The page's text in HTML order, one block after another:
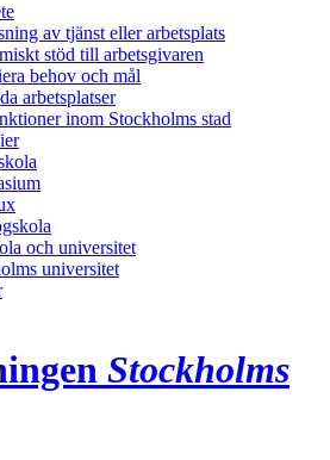
av tjänst eller arbetsplats
stöd till arbetsgivaren
behov och mål
arbetsplatser
inom Stockholms stad
och universitet
universitet
Stockholms